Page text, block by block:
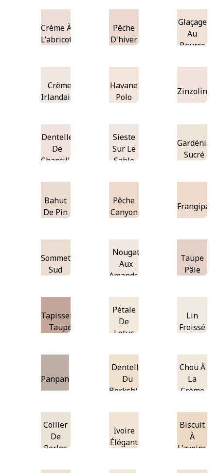
Crème À
L'abricot
Pêche
D'hiver
Glaçage
Au
Beurre
Crème
Irlandaise
Havane
Polo
Zinzolin
Dentelle
De
Chantilly
Sieste
Sur Le
Sable
Gardénia
Sucré
Bahut
De Pin
Pêche
Canyon
Sommet
Sud
Nougat
Aux
Amandes
Taupe
Pâle
Tapisserie
Taupe
Pétale
De
Lotus
Lin
Froissé
Panpan
Dentelle
Du
Berkshire
Chou À
La
Crème
Collier
De
Perles
Ivoire
Élégant
Biscuit
À
L'avoine